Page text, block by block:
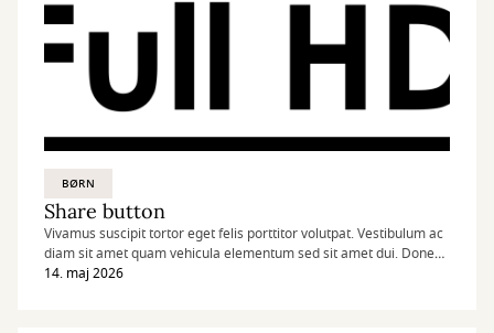
BØRN
Share button
Vivamus suscipit tortor eget felis porttitor volutpat. Vestibulum ac
diam sit amet quam vehicula elementum sed sit amet dui. Donec
sollicitudin molestie malesuada. Curabitur arcu erat, accumsan id
14. maj 2026